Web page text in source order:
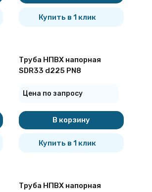
Купить в 1 клик
Труба НПВХ напорная
SDR33 d225 PN8
Цена по запросу
В корзину
Купить в 1 клик
Труба НПВХ напорная